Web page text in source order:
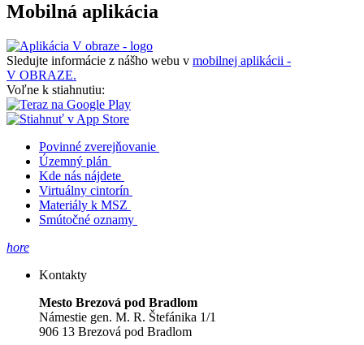
Mobilná aplikácia
Sledujte informácie z nášho webu v mobilnej aplikácii -
V OBRAZE.
Voľne k stiahnutiu:
Povinné zverejňovanie
Územný plán
Kde nás nájdete
Virtuálny cintorín
Materiály k MSZ
Smútočné oznamy
hore
Kontakty
Mesto Brezová pod Bradlom
Námestie gen. M. R. Štefánika 1/1
906 13 Brezová pod Bradlom